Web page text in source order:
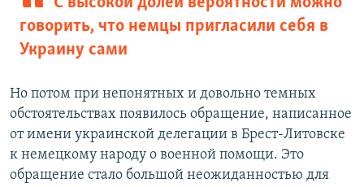
говорить, что немцы пригласили себя в
Украину сами
Но потом при непонятных и довольно темных
обстоятельствах появилось обращение, написанное
от имени украинской делегации в Брест-Литовске
к немецкому народу о военной помощи. Это
обращение стало большой неожиданностью для